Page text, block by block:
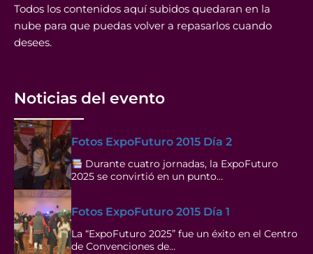
Todos los contenidos aquí subidos quedaran en la
nube para que puedas volver a repasarlos cuando
desees.
Noticias del evento
Fotos ExpoFuturo 2015 Día 2
Durante cuatro jornadas, la ExpoFuturo
2025 se convirtió en un punto…
Fotos ExpoFuturo 2015 Día 1
La “ExpoFuturo 2025” fue un éxito en el Centro
de Convenciones de…